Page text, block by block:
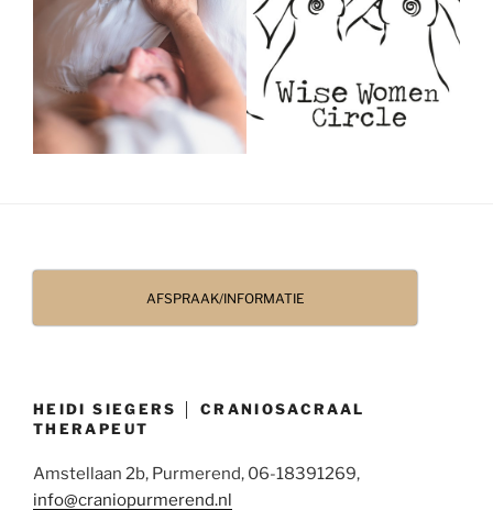
AFSPRAAK/INFORMATIE
HEIDI SIEGERS │ CRANIOSACRAAL
THERAPEUT
Amstellaan 2b, Purmerend, 06-18391269,
info@craniopurmerend.nl